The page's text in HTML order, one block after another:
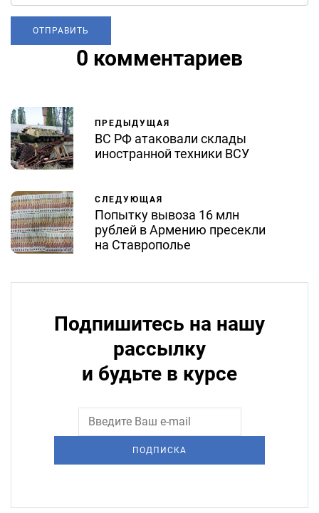
0 комментариев
ПРЕДЫДУЩАЯ
ВС РФ атаковали склады
иностранной техники ВСУ
СЛЕДУЮЩАЯ
Попытку вывоза 16 млн
рублей в Армению пресекли
на Ставрополье
Подпишитесь на нашу
рассылку
и будьте в курсе
ПОДПИСКА